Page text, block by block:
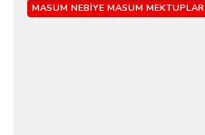
MASUM NEBIYE MASUM MEKTUPLAR